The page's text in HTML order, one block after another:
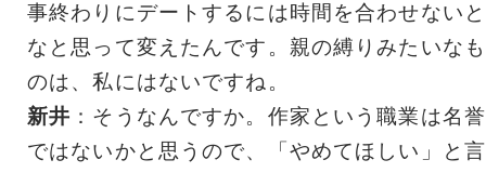
事終わりにデートするには時間を合わせないと
なと思って変えたんです。親の縛りみたいなも
のは、私にはないですね。
新井 ：そうなんですか。作家という職業は名誉
ではないかと思うので、「やめてほしい」と言